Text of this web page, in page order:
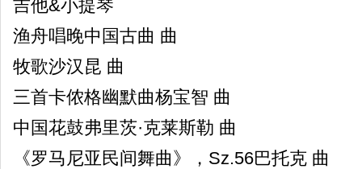
吉他&小提琴
渔舟唱晚中国古曲 曲
牧歌沙汉昆 曲
三首卡侬格幽默曲杨宝智 曲
中国花鼓弗里茨·克莱斯勒 曲
《罗马尼亚民间舞曲》，Sz.56巴托克 曲